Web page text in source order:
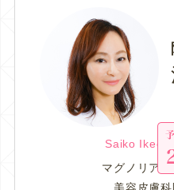
Saiko
マグノリア